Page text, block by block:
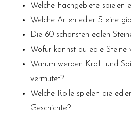
Welche Fachgebiete spielen
Welche Arten edler Steine
Die 60 schönsten edlen
Wofür kannst du edle Steine
Warum werden Kraft und
vermutet?
Welche Rolle spielen die
Geschichte?